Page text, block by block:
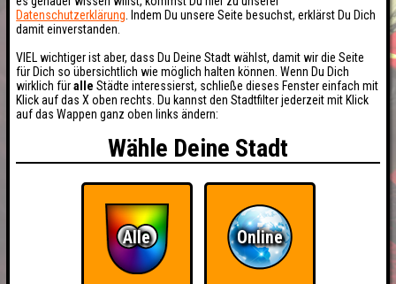
HIGHSCORE RESERVIERUNG
Datenschutzerklärung . Indem Du unsere Seite besuchst, erklärst Du Dich
damit einverstanden.
VIEL wichtiger ist aber, dass Du Deine Stadt wählst, damit wir die Seite
für Dich so übersichtlich wie möglich halten können. Wenn Du Dich
wirklich füralle Städte interessierst, schließe dieses Fenster einfach mit
Klick auf das X oben rechts. Du kannst den Stadtfilter jederzeit mit Klick
auf das Wappen ganz oben links ändern:
Wähle Deine Stadt
Alle Online